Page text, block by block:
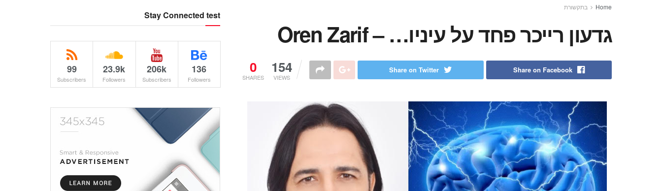
Home בתקשורת
גדעון רייכר פחד על עיניו… – Oren Zarif
0
SHARES
154
VIEWS
Share on Facebook
Share on Twitter
Stay Connected test
136
Followers
206k
Subscribers
23.9k
Followers
99
Subscribers